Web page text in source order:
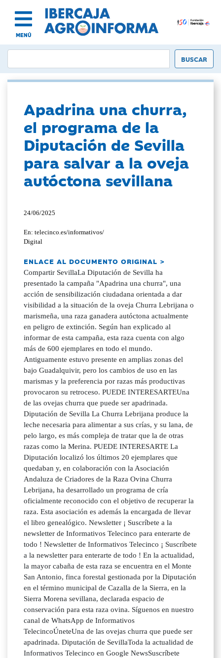
MENÚ
Apadrina una churra,
el programa de la
Diputación de Sevilla
para salvar a la oveja
autóctona sevillana
24/06/2025
En: telecinco.es/informativos/
Digital
ENLACE AL DOCUMENTO ORIGINAL >
Compartir SevillaLa Diputación de Sevilla ha
presentado la campaña "Apadrina una churra", una
acción de sensibilización ciudadana orientada a dar
visibilidad a la situación de la oveja Churra Lebrijana o
marismeña, una raza ganadera autóctona actualmente
en peligro de extinción. Según han explicado al
informar de esta campaña, esta raza cuenta con algo
más de 600 ejemplares en todo el mundo.
Antiguamente estuvo presente en amplias zonas del
bajo Guadalquivir, pero los cambios de uso en las
marismas y la preferencia por razas más productivas
provocaron su retroceso. PUEDE INTERESARTEUna
de las ovejas churra que puede ser apadrinada.
Diputación de Sevilla La Churra Lebrijana produce la
leche necesaria para alimentar a sus crías, y su lana, de
pelo largo, es más compleja de tratar que la de otras
razas como la Merina. PUEDE INTERESARTE La
Diputación localizó los últimos 20 ejemplares que
quedaban y, en colaboración con la Asociación
Andaluza de Criadores de la Raza Ovina Churra
Lebrijana, ha desarrollado un programa de cría
oficialmente reconocido con el objetivo de recuperar la
raza. Esta asociación es además la encargada de llevar
el libro genealógico. Newsletter ¡ Suscríbete a la
newsletter de Informativos Telecinco para enterarte de
todo ! Newsletter de Informativos Telecinco ¡ Suscríbete
a la newsletter para enterarte de todo ! En la actualidad,
la mayor cabaña de esta raza se encuentra en el Monte
San Antonio, finca forestal gestionada por la Diputación
en el término municipal de Cazalla de la Sierra, en la
Sierra Morena sevillana, declarada espacio de
conservación para esta raza ovina. Síguenos en nuestro
canal de WhatsApp de Informativos
TelecincoÚneteUna de las ovejas churra que puede ser
apadrinada. Diputación de SevillaToda la actualidad de
Informativos Telecinco en Google NewsSuscríbete